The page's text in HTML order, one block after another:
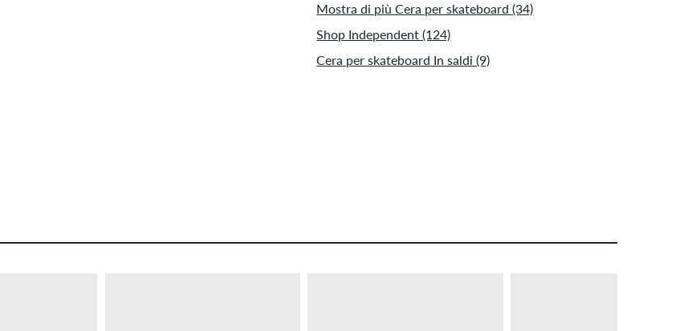
Mostra di più Cera per skateboard (34)
Shop Independent (124)
Cera per skateboard In saldi (9)